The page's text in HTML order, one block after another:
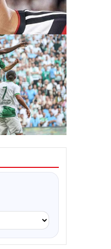
Musiala’yı
Donetsk